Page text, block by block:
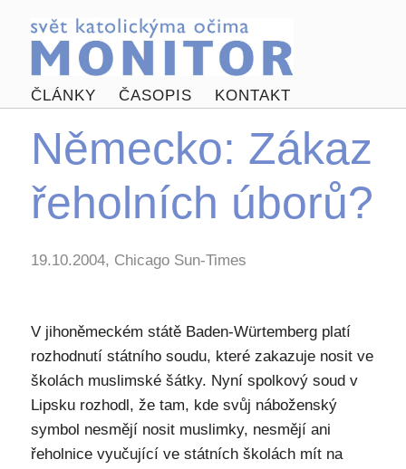
ČLÁNKY ČASOPIS KONTAKT
Německo: Zákaz
řeholních úborů?
19.10.2004, Chicago Sun-Times
V jihoněmeckém státě Baden-Würtemberg platí
rozhodnutí státního soudu, které zakazuje nosit ve
školách muslimské šátky. Nyní spolkový soud v
Lipsku rozhodl, že tam, kde svůj náboženský
symbol nesmějí nosit muslimky, nesmějí ani
řeholnice vyučující ve státních školách mít na